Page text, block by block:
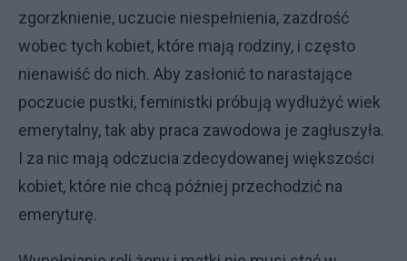
zgorzknienie, uczucie niespełnienia, zazdrość
wobec tych kobiet, które mają rodziny, i często
nienawiść do nich. Aby zasłonić to narastające
poczucie pustki, feministki próbują wydłużyć wiek
emerytalny, tak aby praca zawodowa je zagłuszyła.
I za nic mają odczucia zdecydowanej większości
kobiet, które nie chcą później przechodzić na
emeryturę.